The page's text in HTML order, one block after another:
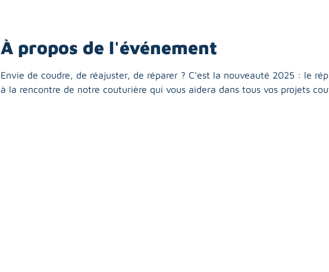
À propos de l'événement
Envie de coudre, de réajuster, de réparer ? C'est la nouveauté 2025 : le
à la rencontre de notre couturière qui vous aidera dans tous vos projets